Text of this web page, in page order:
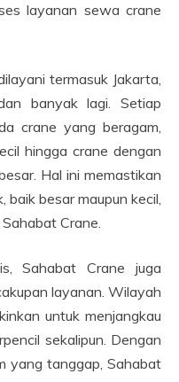
layanan sewa crane
termasuk Jakarta,
banyak lagi. Setiap
crane yang beragam,
hingga crane dengan
Hal ini memastikan
besar maupun kecil,
Crane.
Sahabat Crane juga
layanan. Wilayah
untuk menjangkau
sekalipun. Dengan
yang tanggap, Sahabat